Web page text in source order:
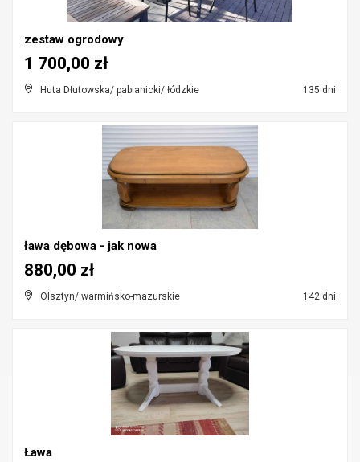
zestaw ogrodowy
Huta Dłutowska/ pabianicki/ łódzkie 135 dni
1 700,00 zł
ława dębowa - jak nowa
Olsztyn/ warmińsko-mazurskie 142 dni
880,00 zł
Ława